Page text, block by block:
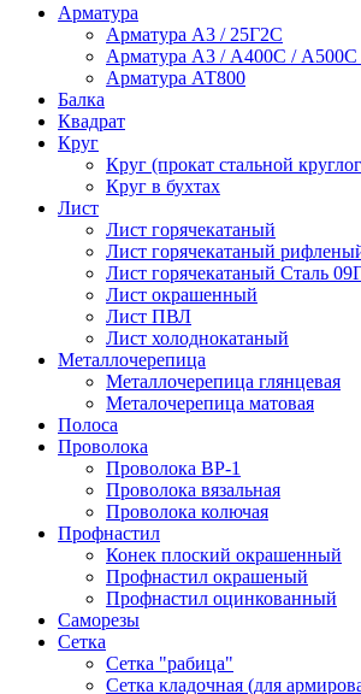
Арматура
Арматура А3 / 25Г2С
Арматура А3 / А400С / А500С
Арматура АТ800
Балка
Квадрат
Круг
Круг (прокат стальной
Круг в бухтах
Лист
Лист горячекатаный
Лист горячекатаный
Лист горячекатаный Сталь
Лист окрашенный
Лист ПВЛ
Лист холоднокатаный
Металлочерепица
Металлочерепица глянцевая
Металочерепица матовая
Полоса
Проволока
Проволока ВР-1
Проволока вязальная
Проволока колючая
Профнастил
Конек плоский окрашенный
Профнастил окрашеный
Профнастил оцинкованный
Саморезы
Сетка
Сетка "рабица"
Сетка кладочная (для